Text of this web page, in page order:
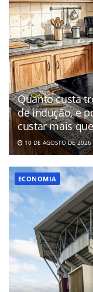
Quanto custa
de indução, e
custar mais
10 DE AGOSTO DE 2026
ECONOMIA